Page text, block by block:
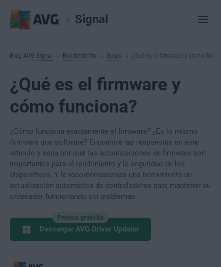
Signal
Blog AVG Signal Rendimiento Guías ¿Qué es el firmware y cómo
¿Qué es el firmware y
cómo funciona?
¿Cómo funciona exactamente el firmware? ¿Es lo mismo
firmware que software? Encuentre las respuestas en este
artículo y sepa por qué las actualizaciones de firmware son
importantes para el rendimiento y la seguridad de los
dispositivos. Y le recomendaremos una herramienta de
actualización automática de controladores para mantener su
ordenador funcionando sin problemas.
Prueba gratuita
Descargar AVG Driver Updater